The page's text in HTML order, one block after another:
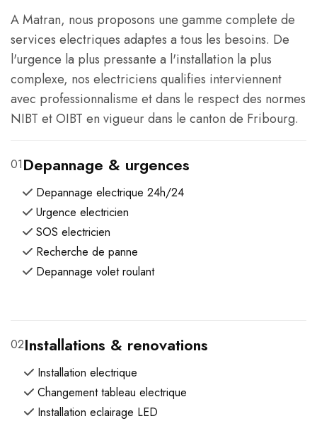
A Matran, nous proposons une gamme complete de
services electriques adaptes a tous les besoins. De
l'urgence la plus pressante a l'installation la plus
complexe, nos electriciens qualifies interviennent
avec professionnalisme et dans le respect des normes
NIBT et OIBT en vigueur dans le canton de Fribourg.
01Depannage & urgences
Depannage electrique 24h/24
Urgence electricien
SOS electricien
Recherche de panne
Depannage volet roulant
02Installations & renovations
Installation electrique
Changement tableau electrique
Installation eclairage LED